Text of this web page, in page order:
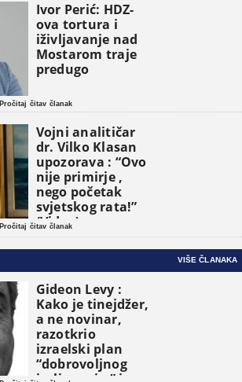
osnovne
političke jedinice
Ivor Perić: HDZ-
ova tortura i
iživljavanje nad
Mostarom traje
predugo
Pročitaj čitav članak
Vojni analitičar
dr. Vilko Klasan
upozorava : “Ovo
nije primirje ,
nego početak
svjetskog rata!”
(Video)
Pročitaj čitav članak
VIŠE ČLANAKA
Gideon Levy :
Kako je tinejdžer,
a ne novinar,
razotkrio
izraelski plan
“dobrovoljnog